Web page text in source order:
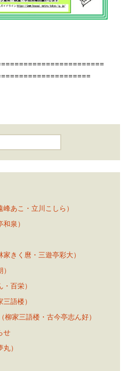
あこ・立川こしら）
泉）
きく麿・三遊亭彩大）
百栄）
語楼）
柳家三語楼・古今亭志ん好）
せ
）